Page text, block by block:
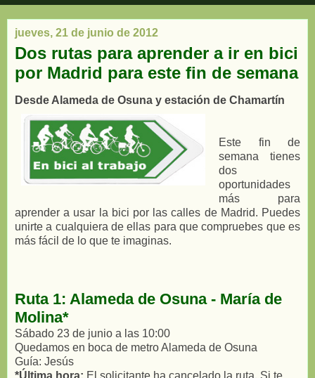
jueves, 21 de junio de 2012
Dos rutas para aprender a ir en bici
por Madrid para este fin de semana
Desde Alameda de Osuna y estación de Chamartín
Este fin de
semana tienes
dos
oportunidades
más para
aprender a usar la bici por las calles de Madrid. Puedes
unirte a cualquiera de ellas para que compruebes que es
más fácil de lo que te imaginas.
Ruta 1: Alameda de Osuna - María de
Molina*
Sábado 23 de junio a las 10:00
Quedamos en boca de metro Alameda de Osuna
Guía: Jesús
*Última hora: El solicitante ha cancelado la ruta. Si te